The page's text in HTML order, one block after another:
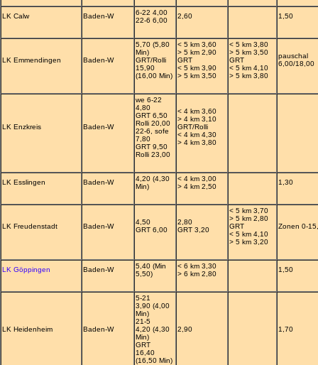
LK Calw Baden-W
6-22 4,00
22-6 6,00
2,60 1,50
LK Emmendingen Baden-W
5,70 (5,80
Min)
GRT/Rolli
15,90
(16,00 Min)
< 5 km 3,60
> 5 km 2,90
GRT
< 5 km 3,90
> 5 km 3,50
< 5 km 3,80
> 5 km 3,50
GRT
< 5 km 4,10
> 5 km 3,80
pauschal
6,00/18,00
LK Enzkreis Baden-W
we 6-22
4,80
GRT 6,50
Rolli 20,00
22-6, sofe
7,80
GRT 9,50
Rolli 23,00
< 4 km 3,60
> 4 km 3,10
GRT/Rolli
< 4 km 4,30
> 4 km 3,80
LK Esslingen Baden-W
4,20 (4,30
Min)
< 4 km 3,00
> 4 km 2,50
1,30
LK Freudenstadt Baden-W
4,50
GRT 6,00
2,80
GRT 3,20
< 5 km 3,70
> 5 km 2,80
GRT
< 5 km 4,10
> 5 km 3,20
Zonen 0-
LK Göppingen Baden-W
5,40 (Min
5,50)
< 6 km 3,30
> 6 km 2,80
1,50
LK Heidenheim Baden-W
5-21
3,90 (4,00
Min)
21-5
4,20 (4,30
Min)
GRT
16,40
(16,50 Min)
2,90 1,70